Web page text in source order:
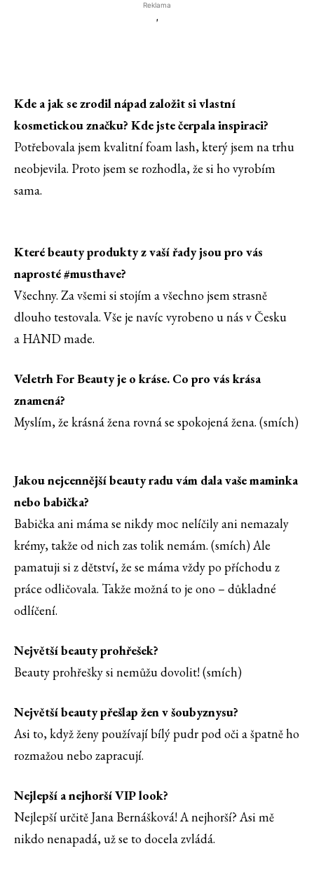
Reklama
'
Kde a jak se zrodil nápad založit si vlastní
kosmetickou značku? Kde jste čerpala inspiraci?
Potřebovala jsem kvalitní foam lash, který jsem na trhu
neobjevila. Proto jsem se rozhodla, že si ho vyrobím
sama.
Které beauty produkty z vaší řady jsou pro vás
naprosté #musthave?
Všechny. Za všemi si stojím a všechno jsem strasně
dlouho testovala. Vše je navíc vyrobeno u nás v Česku
a HAND made.
Veletrh For Beauty je o kráse. Co pro vás krása
znamená?
Myslím, že krásná žena rovná se spokojená žena. (smích)
Jakou nejcennější beauty radu vám dala vaše maminka
nebo babička?
Babička ani máma se nikdy moc nelíčily ani nemazaly
krémy, takže od nich zas tolik nemám. (smích) Ale
pamatuji si z dětství, že se máma vždy po příchodu z
práce odličovala. Takže možná to je ono – důkladné
odlíčení.
Největší beauty prohřešek?
Beauty prohřešky si nemůžu dovolit! (smích)
Největší beauty přešlap žen v šoubyznysu?
Asi to, když ženy používají bílý pudr pod oči a špatně ho
rozmažou nebo zapracují.
Nejlepší a nejhorší VIP look?
Nejlepší určitě Jana Bernášková! A nejhorší? Asi mě
nikdo nenapadá, už se to docela zvládá.